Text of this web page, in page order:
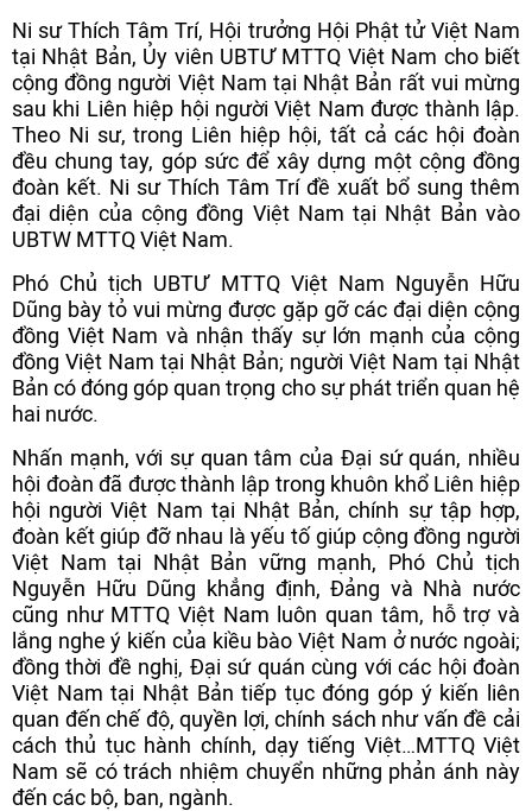
Ni sư Thích Tâm Trí, Hội trưởng Hội Phật tử Việt Nam
tại Nhật Bản, Ủy viên UBTƯ MTTQ Việt Nam cho biết
cộng đồng người Việt Nam tại Nhật Bản rất vui mừng
sau khi Liên hiệp hội người Việt Nam được thành lập.
Theo Ni sư, trong Liên hiệp hội, tất cả các hội đoàn
đều chung tay, góp sức để xây dựng một cộng đồng
đoàn kết. Ni sư Thích Tâm Trí đề xuất bổ sung thêm
đại diện của cộng đồng Việt Nam tại Nhật Bản vào
UBTW MTTQ Việt Nam.
Phó Chủ tịch UBTƯ MTTQ Việt Nam Nguyễn Hữu
Dũng bày tỏ vui mừng được gặp gỡ các đại diện cộng
đồng Việt Nam và nhận thấy sự lớn mạnh của cộng
đồng Việt Nam tại Nhật Bản; người Việt Nam tại Nhật
Bản có đóng góp quan trọng cho sự phát triển quan hệ
hai nước.
Nhấn mạnh, với sự quan tâm của Đại sứ quán, nhiều
hội đoàn đã được thành lập trong khuôn khổ Liên hiệp
hội người Việt Nam tại Nhật Bản, chính sự tập hợp,
đoàn kết giúp đỡ nhau là yếu tố giúp cộng đồng người
Việt Nam tại Nhật Bản vững mạnh, Phó Chủ tịch
Nguyễn Hữu Dũng khẳng định, Đảng và Nhà nước
cũng như MTTQ Việt Nam luôn quan tâm, hỗ trợ và
lắng nghe ý kiến của kiều bào Việt Nam ở nước ngoài;
đồng thời đề nghị, Đại sứ quán cùng với các hội đoàn
Việt Nam tại Nhật Bản tiếp tục đóng góp ý kiến liên
quan đến chế độ, quyền lợi, chính sách như vấn đề cải
cách thủ tục hành chính, dạy tiếng Việt…MTTQ Việt
Nam sẽ có trách nhiệm chuyển những phản ánh này
đến các bộ, ban, ngành.